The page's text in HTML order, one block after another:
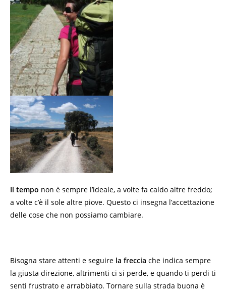
Il tempo non è sempre l’ideale, a volte fa caldo altre freddo;
a volte c’è il sole altre piove. Questo ci insegna l’accettazione
delle cose che non possiamo cambiare.
Bisogna stare attenti e seguire la freccia che indica sempre
la giusta direzione, altrimenti ci si perde, e quando ti perdi ti
senti frustrato e arrabbiato. Tornare sulla strada buona è